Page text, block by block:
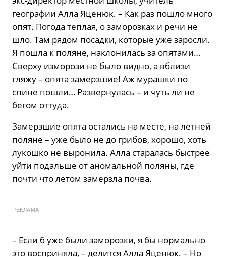
географии Алла Яценюк. – Как раз пошло много
опят. Погода теплая, о заморозках и речи не
шло. Там рядом посадки, которые уже заросли.
Я пошла к поляне, наклонилась за опятами…
Сверху изморози не было видно, а вблизи
гляжу – опята замерзшие! Аж мурашки по
спине пошли… Развернулась – и чуть ли не
бегом оттуда.
Замерзшие опята остались на месте, на летней
поляне – уже было не до грибов, хорошо, хоть
лукошко не выронила. Алла старалась быстрее
уйти подальше от аномальной поляны, где
почти что летом замерзла почва.
РЕКЛАМА
– Если б уже были заморозки, я бы нормально
это восприняла, – делится Алла Яценюк. – Но